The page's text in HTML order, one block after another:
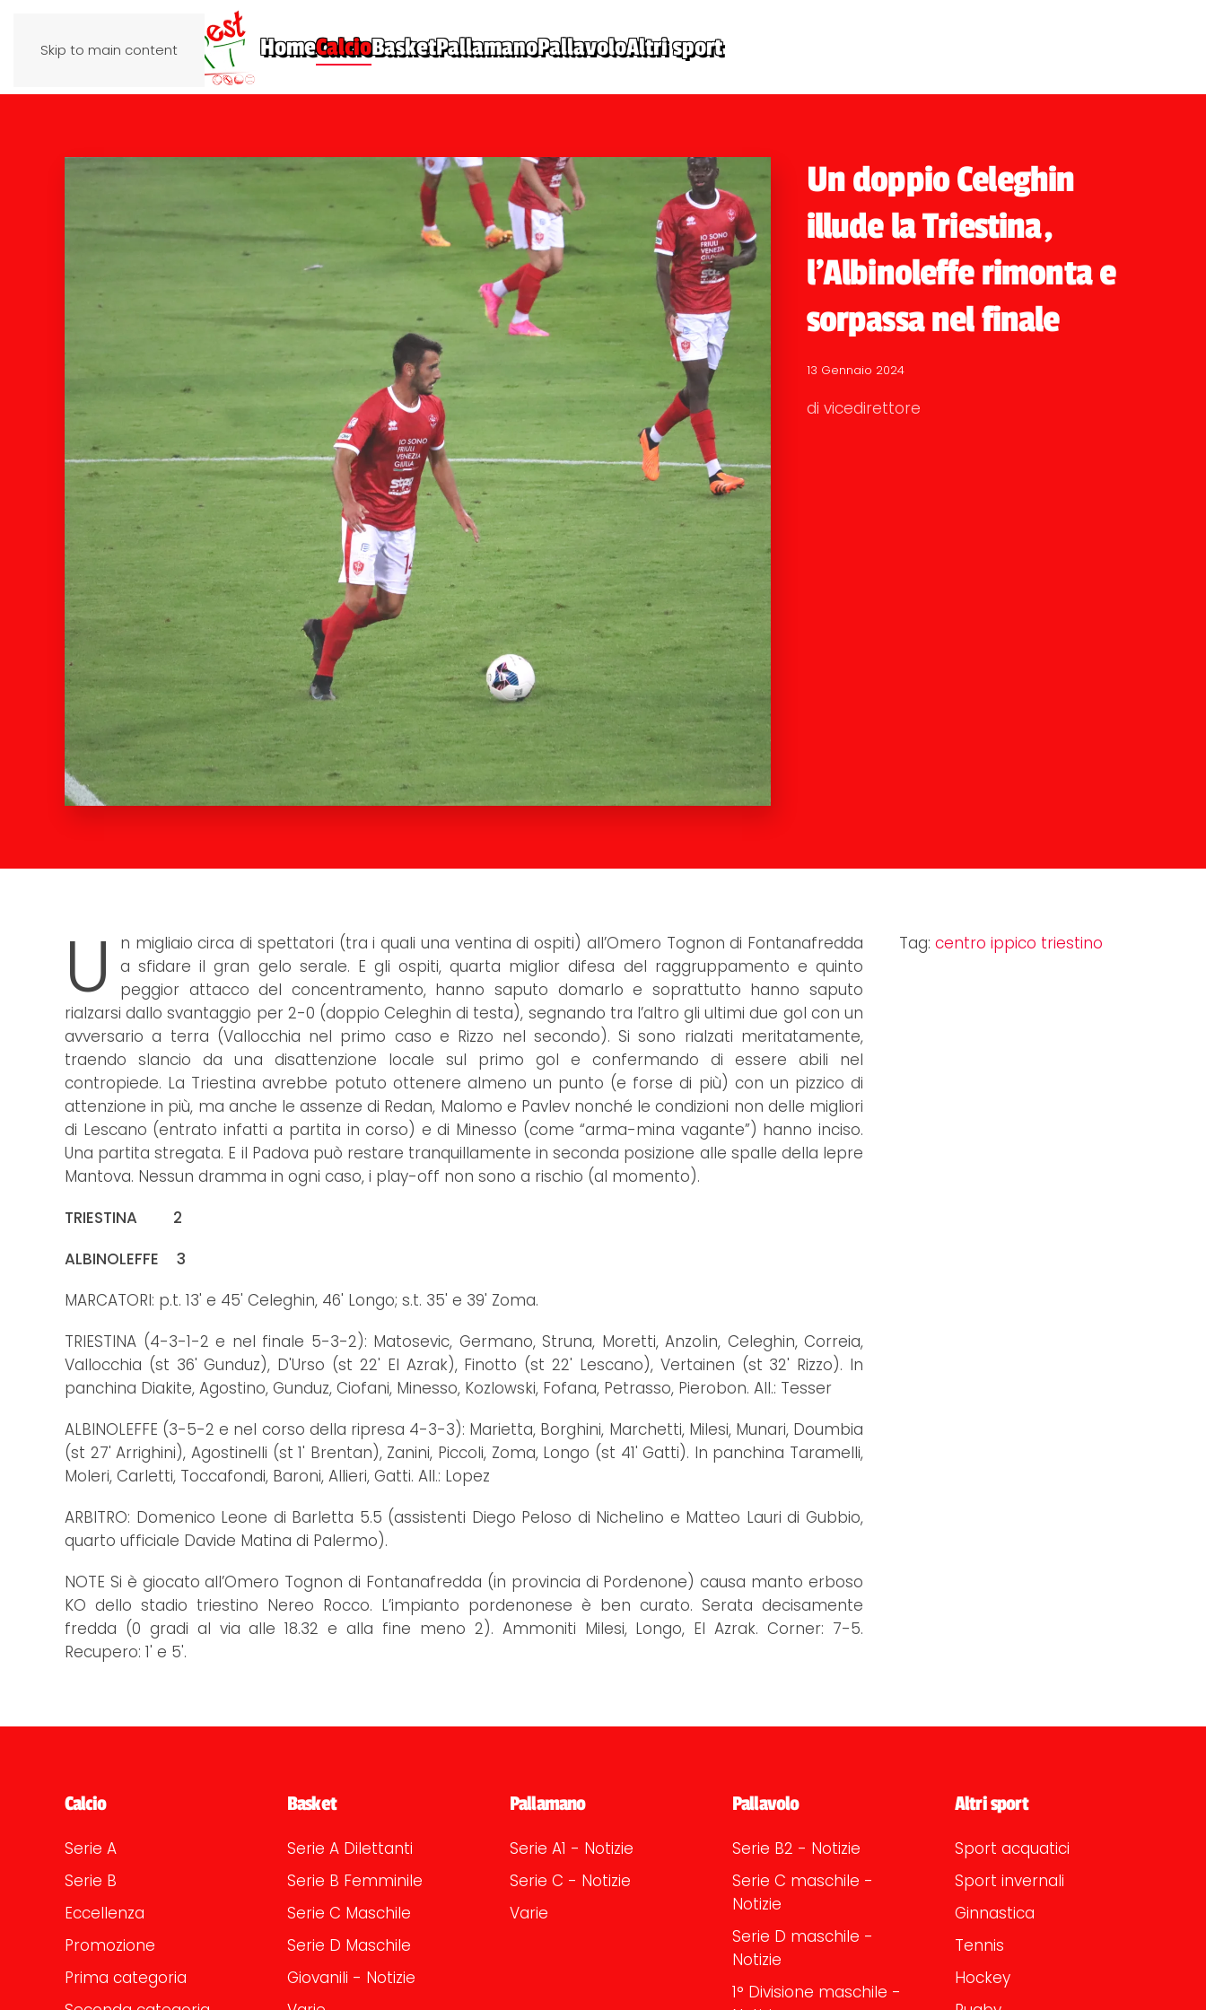
Skip to main content HomeCalcioBasketPallamanoPallavoloAltri sport
Un doppio Celeghin
illude la Triestina,
l'Albinoleffe rimonta e
sorpassa nel finale
13 Gennaio 2024
di vicedirettore
U
n migliaio circa di spettatori (tra i quali una ventina di ospiti) all’Omero Tognon di Fontanafredda
a sfidare il gran gelo serale. E gli ospiti, quarta miglior difesa del raggruppamento e quinto
peggior attacco del concentramento, hanno saputo domarlo e soprattutto hanno saputo
rialzarsi dallo svantaggio per 2-0 (doppio Celeghin di testa), segnando tra l’altro gli ultimi due gol con un
avversario a terra (Vallocchia nel primo caso e Rizzo nel secondo). Si sono rialzati meritatamente,
traendo slancio da una disattenzione locale sul primo gol e confermando di essere abili nel
contropiede. La Triestina avrebbe potuto ottenere almeno un punto (e forse di più) con un pizzico di
attenzione in più, ma anche le assenze di Redan, Malomo e Pavlev nonché le condizioni non delle migliori
di Lescano (entrato infatti a partita in corso) e di Minesso (come “arma-mina vagante”) hanno inciso.
Una partita stregata. E il Padova può restare tranquillamente in seconda posizione alle spalle della lepre
Mantova. Nessun dramma in ogni caso, i play-off non sono a rischio (al momento).
TRIESTINA 2
ALBINOLEFFE 3
MARCATORI: p.t. 13' e 45' Celeghin, 46' Longo; s.t. 35' e 39' Zoma.
TRIESTINA (4-3-1-2 e nel finale 5-3-2): Matosevic, Germano, Struna, Moretti, Anzolin, Celeghin, Correia,
Vallocchia (st 36' Gunduz), D'Urso (st 22' El Azrak), Finotto (st 22' Lescano), Vertainen (st 32' Rizzo). In
panchina Diakite, Agostino, Gunduz, Ciofani, Minesso, Kozlowski, Fofana, Petrasso, Pierobon. All.: Tesser
ALBINOLEFFE (3-5-2 e nel corso della ripresa 4-3-3): Marietta, Borghini, Marchetti, Milesi, Munari, Doumbia
(st 27' Arrighini), Agostinelli (st 1' Brentan), Zanini, Piccoli, Zoma, Longo (st 41' Gatti). In panchina Taramelli,
Moleri, Carletti, Toccafondi, Baroni, Allieri, Gatti. All.: Lopez
ARBITRO: Domenico Leone di Barletta 5.5 (assistenti Diego Peloso di Nichelino e Matteo Lauri di Gubbio,
quarto ufficiale Davide Matina di Palermo).
NOTE Si è giocato all’Omero Tognon di Fontanafredda (in provincia di Pordenone) causa manto erboso
KO dello stadio triestino Nereo Rocco. L’impianto pordenonese è ben curato. Serata decisamente
fredda (0 gradi al via alle 18.32 e alla fine meno 2). Ammoniti Milesi, Longo, El Azrak. Corner: 7-5.
Recupero: 1' e 5'.
Tag: centro ippico triestino
Calcio
Serie A
Serie B
Eccellenza
Promozione
Prima categoria
Basket
Serie A Dilettanti
Serie B Femminile
Serie C Maschile
Serie D Maschile
Giovanili - Notizie
Pallamano
Serie A1 - Notizie
Serie C - Notizie
Varie
Pallavolo
Serie B2 - Notizie
Serie C maschile -
Notizie
Serie D maschile -
Notizie
1° Divisione maschile -
Altri sport
Sport acquatici
Sport invernali
Ginnastica
Tennis
Hockey